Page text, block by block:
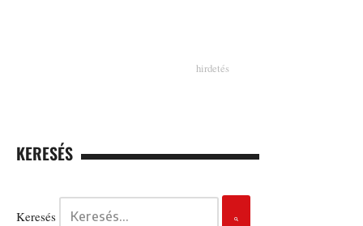
KERESÉS
Keresés